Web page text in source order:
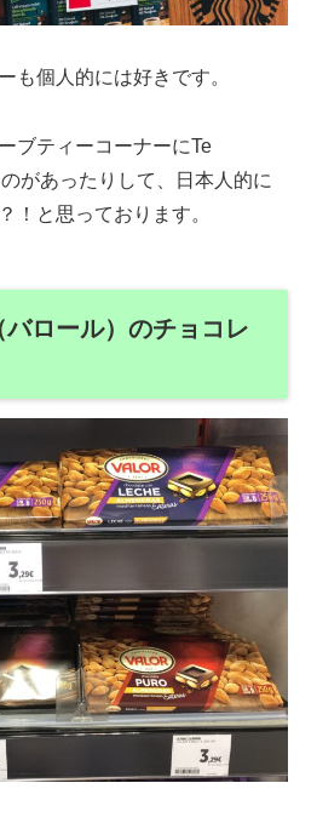
も個人的には好きです。
ブティーコーナーにTe
があったりして、日本人的に
！と思っております。
ロール）のチョコレ